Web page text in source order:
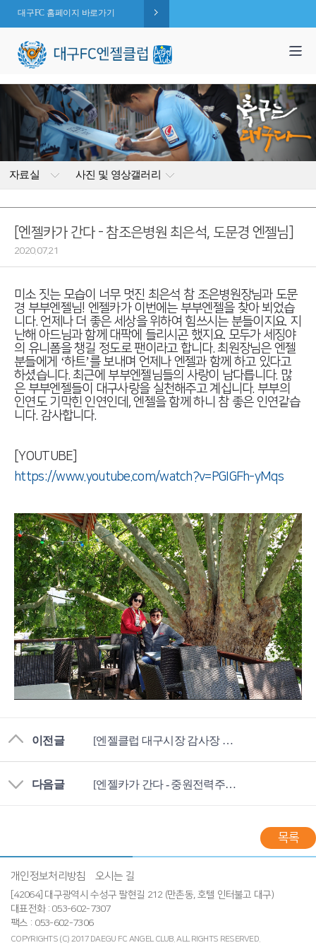
대구FC 홈페이지 바로가기
자료실 사진 및 영상갤러리
[엔젤카가 간다 - 참조은병원 최은석, 도문경 엔젤님]
2020.07.21
미소 짓는 모습이 너무 멋진 최은석 참 조은병원장님과 도문
경 부부엔젤님! 엔젤카가 이번에는 부부엔젤을 찾아 뵈었습
니다. 언제나 더 좋은 세상을 위하여 힘쓰시는 분들이지요. 지
난해 아드님과 함께 대팍에 들리시곤 했지요. 모두가 세징야
의 유니폼을 챙길 정도로 팬이라고 합니다. 최원장님은 엔젤
분들에게 ‘하트’를 보내며 언제나 엔젤과 함께 하고 있다고
하셨습니다. 최근에 부부엔젤님들의 사랑이 남다릅니다. 많
은 부부엔젤들이 대구사랑을 실천해주고 계십니다. 부부의
인연도 기막힌 인연인데, 엔젤을 함께 하니 참 좋은 인연같습
니다. 감사합니다.
[YOUTUBE]
https://www.youtube.com/watch?v=PGIGFh-yMqs
이전글 [엔젤클럽 대구시장 감사장 수상]
다음글 [엔젤카가 간다 - 중원전력주식회사 박정수 신입 엔젤님]
목록
개인정보처리방침 오시는 길
[42064] 대구광역시 수성구 팔현길 212 (만촌동, 호텔 인터불고 대구)
대표전화 : 053-602-7307
팩스 : 053-602-7306
COPYRIGHTS (C) 2017 DAEGU FC ANGEL CLUB. ALL RIGHTS RESERVED.